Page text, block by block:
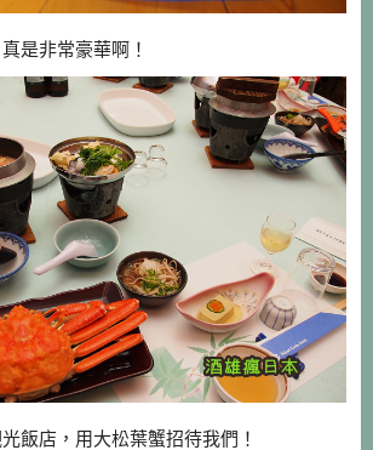
是非常豪華啊！
飯店，用大松葉蟹招待我們！